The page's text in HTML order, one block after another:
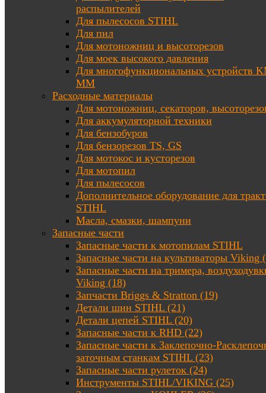
распылителей
Для пылесосов STIHL
Для пил
Для мотоножниц и высоторезов
Для моек высокого давления
Для многофункциональных устройств
MM
Расходные материалы
Для мотоножниц, секаторов,
Для аккумуляторной техники
Для бензобуров
Для бензорезов TS, GS
Для мотокос и кусторезов
Для мотопил
Для пылесосов
Дополнительное оборудование для
STIHL
Масла, смазки, шампуни
Запасные части
Запасные части к мотопилам STIHL
Запасные части на культиваторы Viking
Запасные части на тримера,
Viking (18)
Запчасти Briggs & Stratton (19)
Детали шин STIHL (21)
Детали цепей STIHL (20)
Запасные части к RHD (22)
Запасные части к Заклепочно-
заточным станкам STIHL (23)
Запасные части рулеток (24)
Инструменты STIHL/VIKING (25)